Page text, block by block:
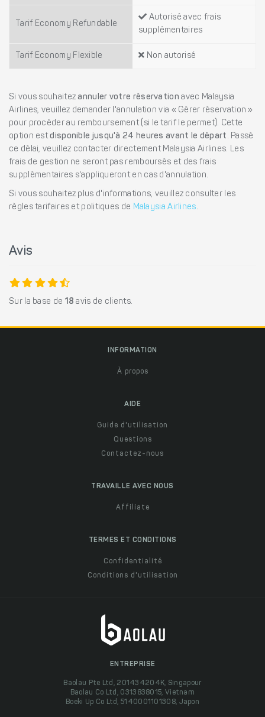
Tarif Economy Refundable
Autorisé avec frais
supplémentaires
Tarif Economy Flexible Non autorisé
Si vous souhaitezannuler votre réservation avec Malaysia
Airlines, veuillez demander l'annulation via « Gérer réservation »
pour procéder au remboursement (si le tarif le permet). Cette
option estdisponible jusqu'à 24 heures avant le départ . Passé
ce délai, veuillez contacter directement Malaysia Airlines. Les
frais de gestion ne seront pas remboursés et des frais
supplémentaires s'appliqueront en cas d'annulation.
Si vous souhaitez plus d'informations, veuillez consulter les
règles tarifaires et politiques de Malaysia Airlines.
Avis
Sur la base de 18 avis de clients.
INFORMATION
À propos
AIDE
Guide d'utilisation
Questions
Contactez-nous
TRAVAILLE AVEC NOUS
Affiliate
TERMES ET CONDITIONS
Confidentialité
Conditions d'utilisation
ENTREPRISE
Baolau Pte Ltd, 201434204K, Singapour
Baolau Co Ltd, 0313838015, Vietnam
Boeki Up Co Ltd, 5140001101308, Japon